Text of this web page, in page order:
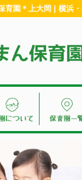
育園＊上大岡 | 横浜